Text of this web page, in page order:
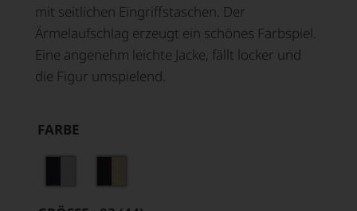
mit seitlichen Eingriffstaschen. Der
Ärmelaufschlag erzeugt ein schönes Farbspiel.
Eine angenehm leichte Jacke, fällt locker und
die Figur umspielend.
FARBE